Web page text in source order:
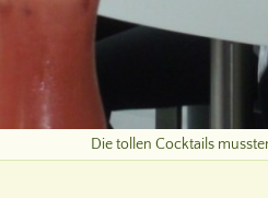
Die tollen Cocktails